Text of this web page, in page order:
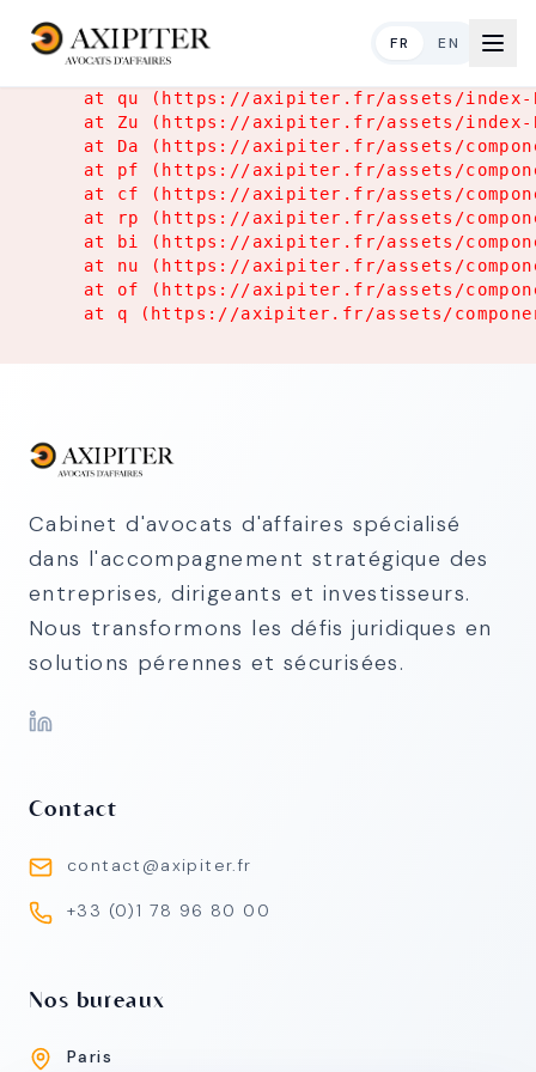
FR EN
at qu (https://axipiter.fr/assets/
at Zu (https://axipiter.fr/assets/
at Da (https://axipiter.fr/assets/
at pf (https://axipiter.fr/assets/
at cf (https://axipiter.fr/assets/
at rp (https://axipiter.fr/assets/
at bi (https://axipiter.fr/assets/
at nu (https://axipiter.fr/assets/
at of (https://axipiter.fr/assets/
at q (https://axipiter.fr/assets/
Cabinet d'avocats d'affaires spécialisé
dans l'accompagnement stratégique des
entreprises, dirigeants et investisseurs.
Nous transformons les défis juridiques en
solutions pérennes et sécurisées.
Contact
contact@axipiter.fr
+33 (0)1 78 96 80 00
Nos bureaux
Paris